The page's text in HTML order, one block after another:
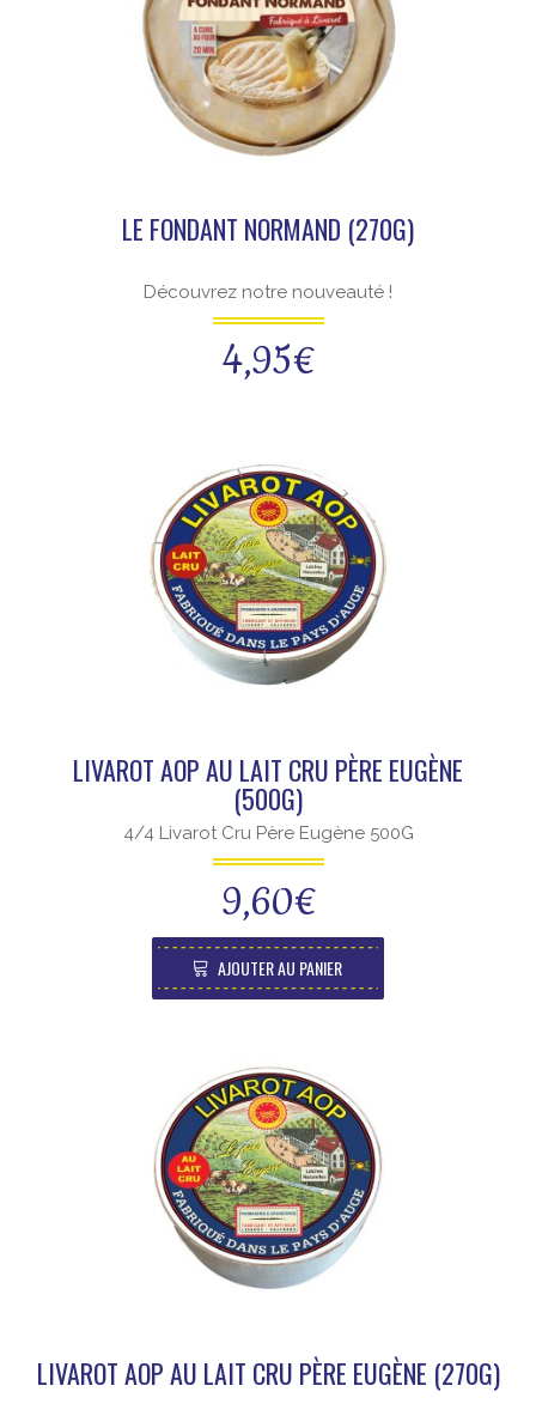
LE FONDANT NORMAND (270G)
Découvrez notre nouveauté !
4,95€
LIVAROT AOP AU LAIT CRU PÈRE EUGÈNE
(500G)
4/4 Livarot Cru Père Eugène 500G
9,60€
AJOUTER AU PANIER
LIVAROT AOP AU LAIT CRU PÈRE EUGÈNE (270G)